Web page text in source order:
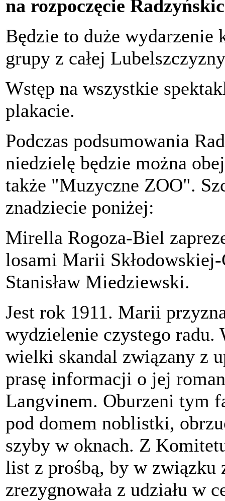
na rozpoczęcie
Będzie to duże wydarzenie
grupy z całej
Wstęp na wszystkie
plakacie.
Podczas podsumowania
niedzielę będzie można
także "Muzyczne ZOO".
znadziecie poniżej:
Mirella Rogoza-Biel
losami Marii
Stanisław Miedziewski.
Jest rok 1911. Marii
wydzielenie czystego radu.
wielki skandal związany z
prasę informacji o jej
Langvinem. Oburzeni tym
pod domem noblistki,
szyby w oknach. Z
list z prośbą, by w związku
zrezygnowała z udziału w